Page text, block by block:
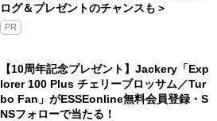
ログ＆プレゼントのチャンスも＞
PR
【10周年記念プレゼント】Jackery「Exp
lorer 100 Plus チェリーブロッサム／Tur
bo Fan」がESSEonline無料会員登録・S
NSフォローで当たる！